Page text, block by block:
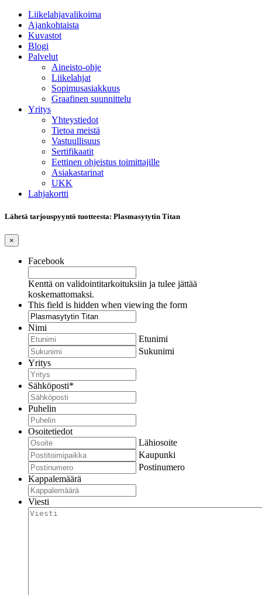
Liikelahjavalikoima
Ajankohtaista
Kuvastot
Blogi
Palvelut
Aineisto-ohje
Liikelahjat
Sopimusasiakkuus
Graafinen suunnittelu
Yritys
Yhteystiedot
Tietoa meistä
Vastuullisuus
Sertifikaatit
Eettinen ohjeistus toimittajille
Asiakastarinat
UKK
Lahjakortti
Lähetä tarjouspyyntö tuotteesta: Plasmasytytin Titan
×
Facebook
Kenttä on validointitarkoituksiin ja tulee jättää
koskemattomaksi.
This field is hidden when viewing the form
Nimi
Etunimi
Sukunimi
Yritys
Sähköposti*
Puhelin
Osoitetiedot
Lähiosoite
Kaupunki
Postinumero
Kappalemäärä
Viesti